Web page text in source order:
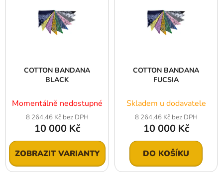
COTTON BANDANA
BLACK
Momentálně nedostupné
8 264,46 Kč bez DPH
10 000 Kč
ZOBRAZIT VARIANTY
COTTON BANDANA
FUCSIA
Skladem u dodavatele
8 264,46 Kč bez DPH
10 000 Kč
DO KOŠÍKU